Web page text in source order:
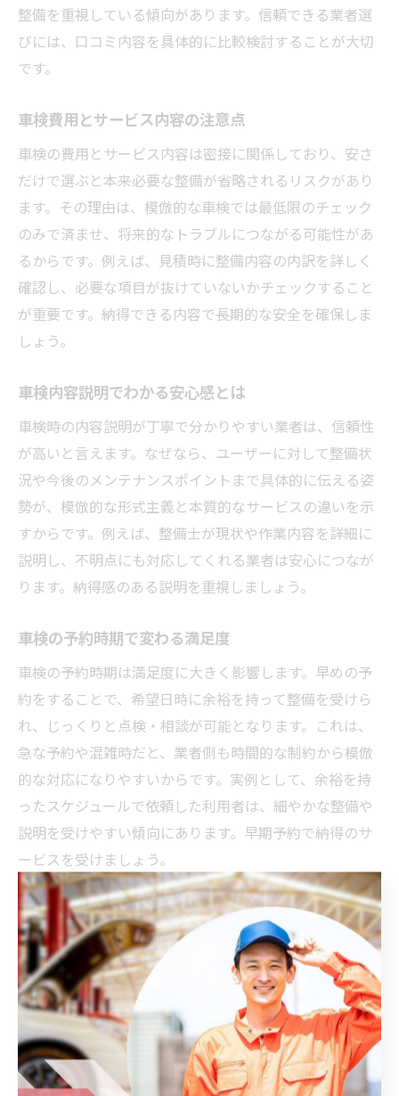
整備を重視している傾向があります。信頼できる業者選
びには、口コミ内容を具体的に比較検討することが大切
です。
車検費用とサービス内容の注意点
車検の費用とサービス内容は密接に関係しており、安さ
だけで選ぶと本来必要な整備が省略されるリスクがあり
ます。その理由は、模倣的な車検では最低限のチェック
のみで済ませ、将来的なトラブルにつながる可能性があ
るからです。例えば、見積時に整備内容の内訳を詳しく
確認し、必要な項目が抜けていないかチェックすること
が重要です。納得できる内容で長期的な安全を確保しま
しょう。
車検内容説明でわかる安心感とは
車検時の内容説明が丁寧で分かりやすい業者は、信頼性
が高いと言えます。なぜなら、ユーザーに対して整備状
況や今後のメンテナンスポイントまで具体的に伝える姿
勢が、模倣的な形式主義と本質的なサービスの違いを示
すからです。例えば、整備士が現状や作業内容を詳細に
説明し、不明点にも対応してくれる業者は安心につなが
ります。納得感のある説明を重視しましょう。
車検の予約時期で変わる満足度
車検の予約時期は満足度に大きく影響します。早めの予
約をすることで、希望日時に余裕を持って整備を受けら
れ、じっくりと点検・相談が可能となります。これは、
急な予約や混雑時だと、業者側も時間的な制約から模倣
的な対応になりやすいからです。実例として、余裕を持
ったスケジュールで依頼した利用者は、細やかな整備や
説明を受けやすい傾向にあります。早期予約で納得のサ
ービスを受けましょう。
模倣的な車検を避けるための注意
点
形式的な車検を見抜くチェックポイント
車検が形式的に行われているかどうかを見抜くには、実
際の整備内容や説明の有無が重要です。理由は、車検の